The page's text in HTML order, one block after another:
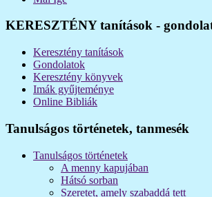
KERESZTÉNY tanítások -
Keresztény tanítások
Gondolatok
Keresztény könyvek
Imák gyűjteménye
Online Bibliák
Tanulságos történetek, tanmesék
Tanulságos történetek
A menny kapujában
Hátsó sorban
Szeretet, amely szabaddá tett